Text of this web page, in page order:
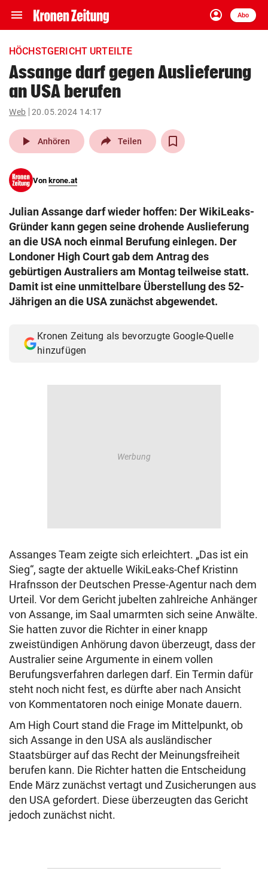
menu Navigation
ein-/ausklappen
account_circle
Anmelden
Abo
close Schließen
account_circle Anmelden
pin_drop
Wien arrow_right
search
eingeben
© Krone Multimedia GmbH & Co KG 2026
Muthgasse 2, 1190 Wien
HÖCHSTGERICHT URTEILTE
Assange darf gegen Auslieferung
an USA berufen
Web 20.05.2024 14:17
play_arrow Anhören Teilen
Von krone.at
Julian Assange darf wieder hoffen: Der WikiLeaks-
Gründer kann gegen seine drohende Auslieferung
an die USA noch einmal Berufung einlegen. Der
Londoner High Court gab dem Antrag des
gebürtigen Australiers am Montag teilweise statt.
Damit ist eine unmittelbare Überstellung des 52-
Jährigen an die USA zunächst abgewendet.
Kronen Zeitung als bevorzugte Google-Quelle
hinzufügen
Assanges Team zeigte sich erleichtert. „Das ist ein
Sieg“, sagte der aktuelle WikiLeaks-Chef Kristinn
Hrafnsson der Deutschen Presse-Agentur nach dem
Urteil. Vor dem Gericht jubelten zahlreiche Anhänger
von Assange, im Saal umarmten sich seine Anwälte.
Sie hatten zuvor die Richter in einer knapp
zweistündigen Anhörung davon überzeugt, dass der
Australier seine Argumente in einem vollen
Berufungsverfahren darlegen darf. Ein Termin dafür
steht noch nicht fest, es dürfte aber nach Ansicht
von Kommentatoren noch einige Monate dauern.
Am High Court stand die Frage im Mittelpunkt, ob
sich Assange in den USA als ausländischer
Staatsbürger auf das Recht der Meinungsfreiheit
berufen kann. Die Richter hatten die Entscheidung
Ende März zunächst vertagt und Zusicherungen aus
den USA gefordert. Diese überzeugten das Gericht
jedoch zunächst nicht.